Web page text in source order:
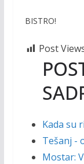
BISTRO!
Post
Kada su
Tešanj -
Mostar: